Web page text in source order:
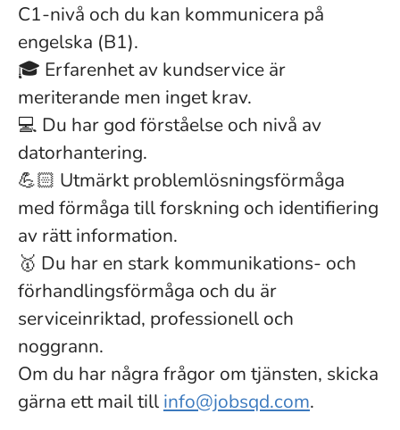
C1-nivå och du kan kommunicera på
engelska (B1).
🎓 Erfarenhet av kundservice är
meriterande men inget krav.
💻 Du har god förståelse och nivå av
datorhantering.
💪🏻 Utmärkt problemlösningsförmåga
med förmåga till forskning och identifiering
av rätt information.
🥇 Du har en stark kommunikations- och
förhandlingsförmåga och du är
serviceinriktad, professionell och
noggrann.
Om du har några frågor om tjänsten, skicka
gärna ett mail till info@jobsqd.com.